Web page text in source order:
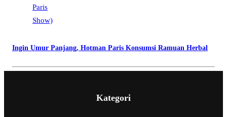
Ingin Umur Panjang, Hotman Paris Konsumsi Ramuan Herbal
Kategori